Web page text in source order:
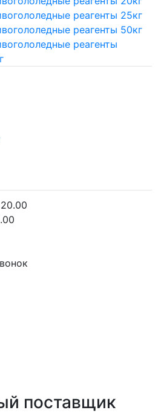
реагенты 25кг
реагенты 50кг
реагенты
поставщик